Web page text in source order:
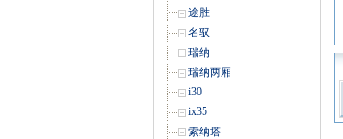
途胜
名驭
瑞纳
瑞纳两厢
i30
ix35
索纳塔